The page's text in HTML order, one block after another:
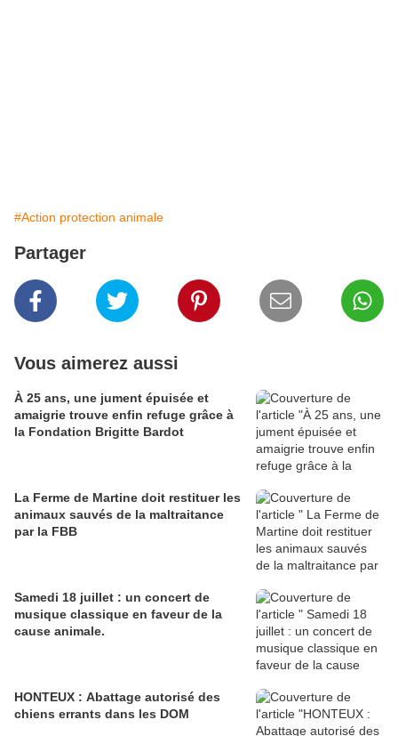
#Action protection animale
Partager
Vous aimerez aussi
À 25 ans, une jument épuisée et
amaigrie trouve enfin refuge grâce à
la Fondation Brigitte Bardot
La Ferme de Martine doit restituer les
animaux sauvés de la maltraitance
par la FBB
Samedi 18 juillet : un concert de
musique classique en faveur de la
cause animale.
HONTEUX : Abattage autorisé des
chiens errants dans les DOM